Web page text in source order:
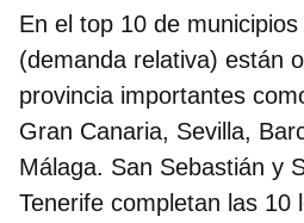
En el top 10 de
(demanda relativa) están
provincia importantes
Gran Canaria, Sevilla,
Málaga. San Sebastián y
Tenerife completan las 10